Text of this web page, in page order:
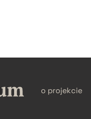
o projekcie